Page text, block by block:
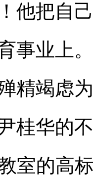
他把自
事业上
精竭虑
桂华的
室的高